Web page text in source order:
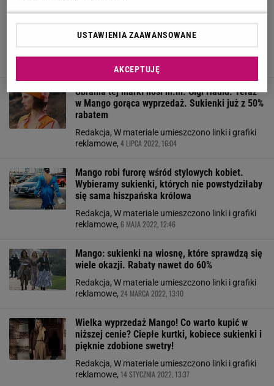
skandynawskim. To strzał w 10tkę na jesień i
zimę
JA, Zuzanna Weremczuk, W materiale
Ubrania tej marki nosi m.in. Gigi Hadid. Teraz
w Mango gorąca wyprzedaż. Sukienki już z 50%
rabatem
Redakcja, W materiale umieszczono linki i grafiki
reklamowe, 4 LIPCA 2022, 16:04
Mango robi furorę wśród stylowych kobiet.
Wybieramy sukienki, których nie powstydziłaby
się sama hiszpańska królowa
Redakcja, W materiale umieszczono linki i grafiki
reklamowe, 6 MAJA 2022, 12:46
Mango: sukienki na wiosnę, które sprawdzą się
wiele okazji. Rabaty nawet do 60%
Redakcja, W materiale umieszczono linki i grafiki
reklamowe, 24 MARCA 2022, 13:10
Wielka wyprzedaż Mango! Co warto kupić w
niższej cenie? Ciepłe kurtki, kobiece sukienki i
pięknie zdobione swetry!
Redakcja, W materiale umieszczono linki i grafiki
reklamowe, 14 STYCZNIA 2022, 13:37
USTAWIENIA ZAAWANSOWANE
AKCEPTUJĘ